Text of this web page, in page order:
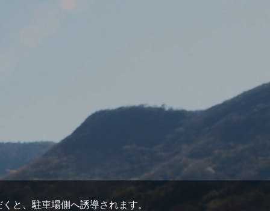
と、駐車場側へ誘導されます。